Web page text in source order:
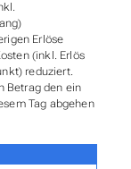
Erlöse
(inkl. Erlös
reduziert.
Betrag den ein
Tag abgehen